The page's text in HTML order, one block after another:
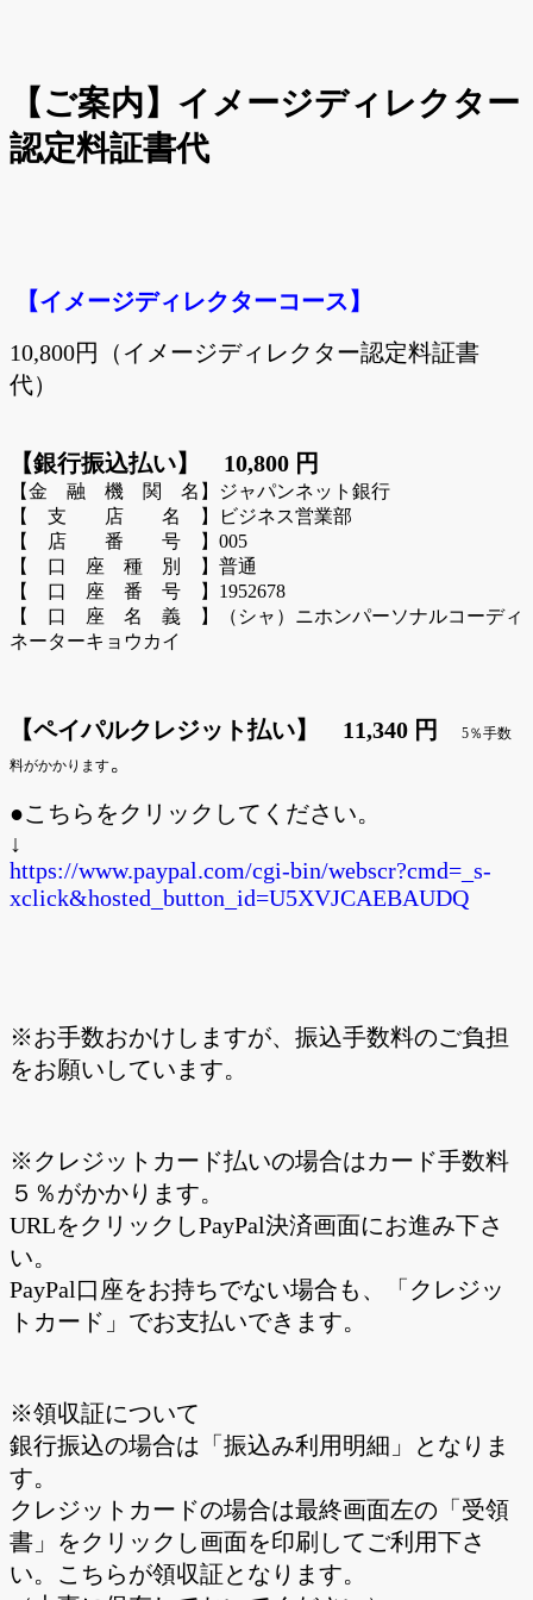
【ご案内】イメージディレクター
認定料証書代
【イメージディレクターコース】
10,800円（イメージディレクター認定料証書
代）
【銀行振込払い】 10,800 円
【金 融 機 関 名】ジャパンネット銀行
【 支 店 名 】ビジネス営業部
【 店 番 号 】005
【 口 座 種 別 】普通
【 口 座 番 号 】1952678
【 口 座 名 義 】（シャ）ニホンパーソナルコーディ
ネーターキョウカイ
【ペイパルクレジット払い】 11,340 円
5％手数
料がかかります。
●こちらをクリックしてください。
↓
https://www.paypal.com/cgi-bin/webscr?cmd=_s-
xclick&hosted_button_id=U5XVJCAEBAUDQ
※お手数おかけしますが、振込手数料のご負担
をお願いしています。
※クレジットカード払いの場合はカード手数料
５％がかかります。
URLをクリックしPayPal決済画面にお進み下さ
い。
PayPal口座をお持ちでない場合も、「クレジッ
トカード」でお支払いできます。
※領収証について
銀行振込の場合は「振込み利用明細」となりま
す。
クレジットカードの場合は最終画面左の「受領
書」をクリックし画面を印刷してご利用下さ
い。こちらが領収証となります。